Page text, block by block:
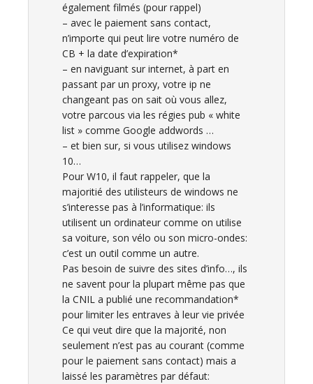
également filmés (pour rappel)
– avec le paiement sans contact,
n’importe qui peut lire votre numéro de
CB + la date d’expiration*
– en naviguant sur internet, à part en
passant par un proxy, votre ip ne
changeant pas on sait où vous allez,
votre parcous via les régies pub « white
list » comme Google addwords …
– et bien sur, si vous utilisez windows
10…
Pour W10, il faut rappeler, que la
majoritié des utilisteurs de windows ne
s’interesse pas à l’informatique: ils
utilisent un ordinateur comme on utilise
sa voiture, son vélo ou son micro-ondes:
c’est un outil comme un autre.
Pas besoin de suivre des sites d’info…, ils
ne savent pour la plupart même pas que
la CNIL a publié une recommandation*
pour limiter les entraves à leur vie privée
Ce qui veut dire que la majorité, non
seulement n’est pas au courant (comme
pour le paiement sans contact) mais a
laissé les paramètres par défaut: